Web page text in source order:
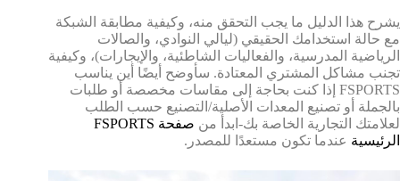
يشرح هذا الدليل ما يجب التحقق منه، وكيفية مطابقة الشبكة
مع حالة استخدامك الحقيقي (ليالي النوادي، والصالات
الرياضية المدرسية، والفعاليات الشاطئية، والإيجارات)، وكيفية
تجنب مشاكل المشتري المعتادة. سأوضح أيضًا أين يناسب
FSPORTS إذا كنت بحاجة إلى مقاسات مخصصة أو طلبات
بالجملة أو تصنيع المعدات الأصلية/التصنيع حسب الطلب
لعلامتك التجارية الخاصة بك-ابدأ من
صفحة FSPORTS
الرئيسية عندما تكون مستعدًا للمصدر.